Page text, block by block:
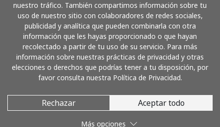
nuestro tráfico. También compartimos información sobre tu
uso de nuestro sitio con colaboradores de redes sociales,
publicidad y analítica que pueden combinarla con otra
información que les hayas proporcionado o que hayan
recolectado a partir de tu uso de su servicio. Para más
información sobre nuestras prácticas de privacidad y otras
elecciones o derechos que podrías tener a tu disposición, por
favor consulta nuestra Política de Privacidad.
Rechazar Aceptar todo
Más opciones
Paga con
© 2026 LlamaCostaRica